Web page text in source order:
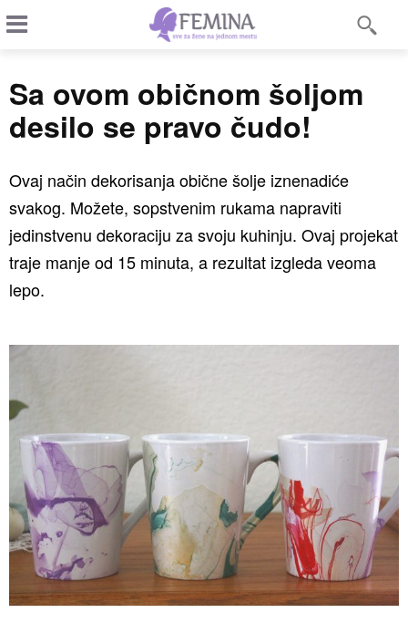
Sa ovom običnom šoljom
desilo se pravo čudo!
Ovaj način dekorisanja obične šolje iznenadiće
svakog. Možete, sopstvenim rukama napraviti
jedinstvenu dekoraciju za svoju kuhinju. Ovaj projekat
traje manje od 15 minuta, a rezultat izgleda veoma
lepo.